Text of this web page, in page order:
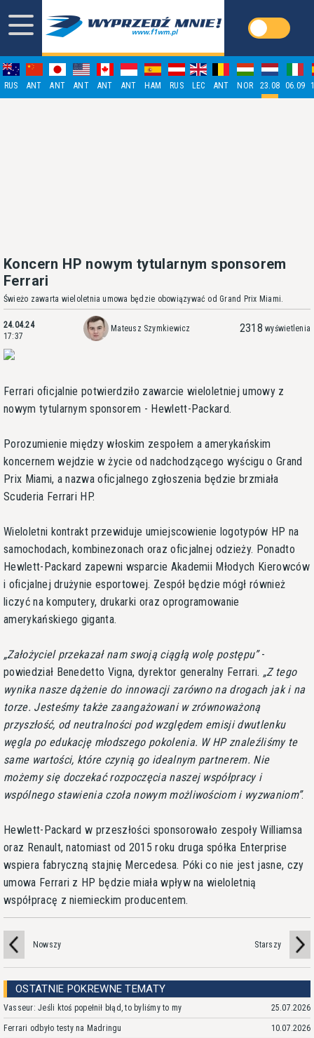
RUS ANT ANT ANT ANT ANT HAM RUS LEC ANT NOR 23.08 06.09
Koncern HP nowym tytularnym sponsorem
Ferrari
Świeżo zawarta wieloletnia umowa będzie obowiązywać od Grand Prix Miami.
24.04.24
17:37
Mateusz Szymkiewicz 2318 wyświetlenia
Ferrari oficjalnie potwierdziło zawarcie wieloletniej umowy z
nowym tytularnym sponsorem - Hewlett-Packard.
Porozumienie między włoskim zespołem a amerykańskim
koncernem wejdzie w życie od nadchodzącego wyścigu o Grand
Prix Miami, a nazwa oficjalnego zgłoszenia będzie brzmiała
Scuderia Ferrari HP.
Wieloletni kontrakt przewiduje umiejscowienie logotypów HP na
samochodach, kombinezonach oraz oficjalnej odzieży. Ponadto
Hewlett-Packard zapewni wsparcie Akademii Młodych Kierowców
i oficjalnej drużynie esportowej. Zespół będzie mógł również
liczyć na komputery, drukarki oraz oprogramowanie
amerykańskiego giganta.
Założyciel przekazał nam swoją ciągłą wolę postępu -
powiedział Benedetto Vigna, dyrektor generalny Ferrari. Z tego
wynika nasze dążenie do innowacji zarówno na drogach jak i na
torze. Jesteśmy także zaangażowani w zrównoważoną
przyszłość, od neutralności pod względem emisji dwutlenku
węgla po edukację młodszego pokolenia. W HP znaleźliśmy te
same wartości, które czynią go idealnym partnerem. Nie
możemy się doczekać rozpoczęcia naszej współpracy i
wspólnego stawienia czoła nowym możliwościom i wyzwaniom .
Hewlett-Packard w przeszłości sponsorowało zespoły Williamsa
oraz Renault, natomiast od 2015 roku druga spółka Enterprise
wspiera fabryczną stajnię Mercedesa. Póki co nie jest jasne, czy
umowa Ferrari z HP będzie miała wpływ na wieloletnią
współpracę z niemieckim producentem.
Nowszy Starszy
OSTATNIE POKREWNE TEMATY
Vasseur: Jeśli ktoś popełnił błąd, to byliśmy to my 25.07.2026
Ferrari odbyło testy na Madringu 10.07.2026